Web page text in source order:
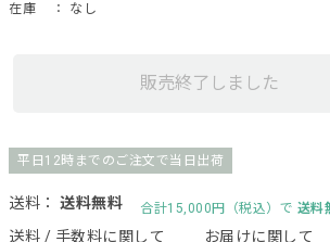
在庫 ： なし
販売終了しました
平日12時までのご注文で当日出荷
送料： 送料無料 合計15,000円（税込）で 送料
送料 / 手数料に関して お届けに関して